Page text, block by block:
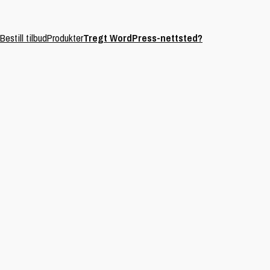
Bestill tilbudProdukterTregt WordPress-nettsted?